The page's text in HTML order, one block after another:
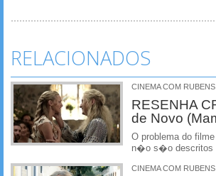
RELACIONADOS
CINEMA COM
RESENHA
de Novo
O problema do
n�o s�o descritos
CINEMA COM